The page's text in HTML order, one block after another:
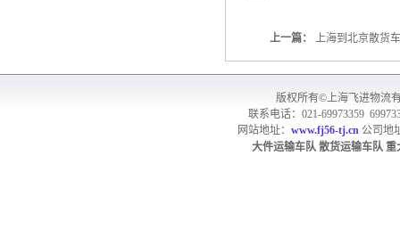
上一篇： 上海到北京散货
版权所有©上海飞进物流
联系电话：021-69973359
网站地址： www.fj56-tj.cn 公司地
大件运输车队 散货运输车队 重